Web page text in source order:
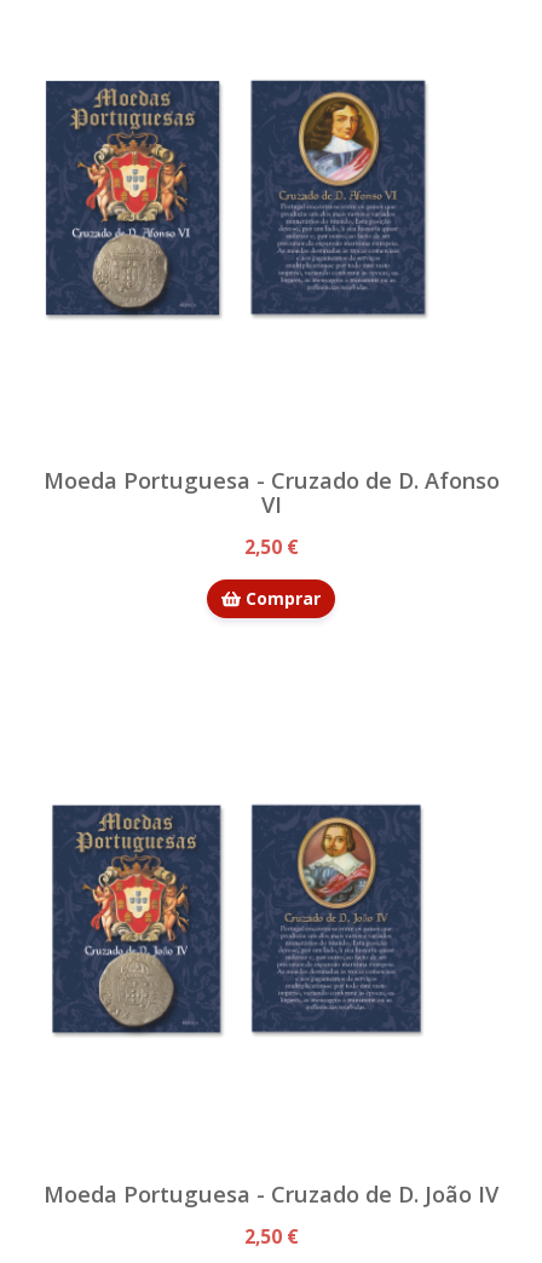
Moeda Portuguesa - Cruzado de D. Afonso
VI
2,50 €
Comprar
Moeda Portuguesa - Cruzado de D. João IV
2,50 €